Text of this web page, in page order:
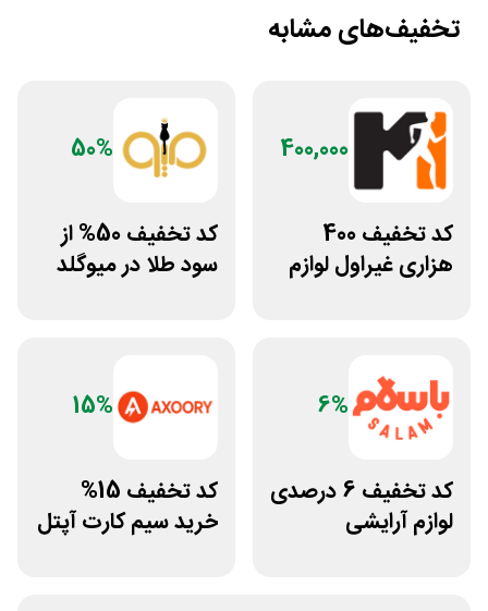
تخفیف‌های مشابه
400,000
کد تخفیف 400
هزاری غیراول لوازم
50%
کد تخفیف 50% از
سود طلا در میوگلد
6%
کد تخفیف 6 درصدی
لوازم آرایشی
15%
کد تخفیف 15%
خرید سیم کارت آپتل